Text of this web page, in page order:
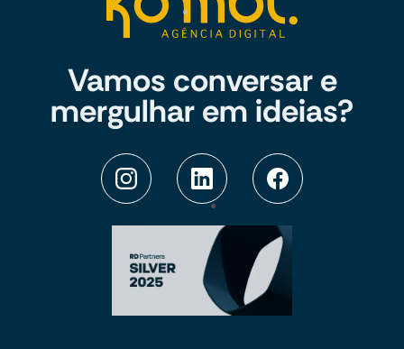
Vamos conversar e
mergulhar em ideias?